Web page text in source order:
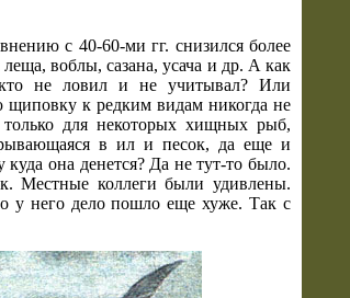
с 40-60-ми гг. снизился более
воблы, сазана, усача и др. А как
не ловил и не учитывал? Или
щиповку к редким видам никогда не
для некоторых хищных рыб,
в ил и песок, да еще и
она денется? Да не тут-то было.
Местные коллеги были удивлены.
у него дело пошло еще хуже. Так с